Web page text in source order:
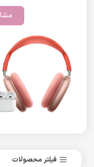
فیلتر محصولات